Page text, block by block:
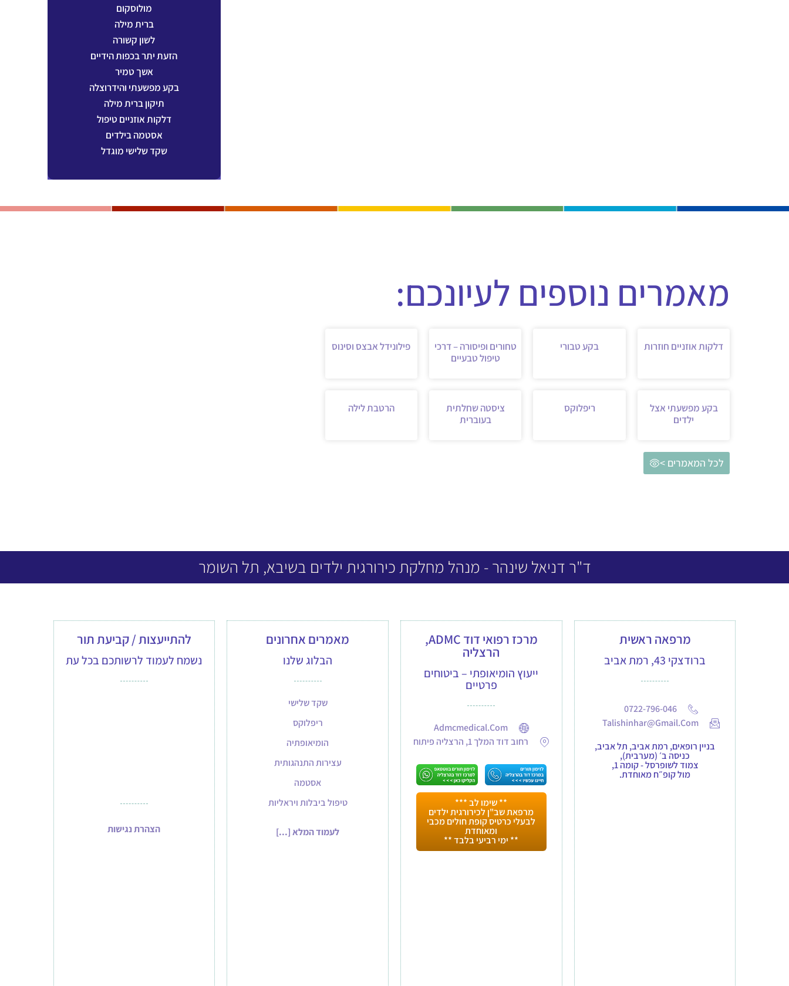
מולוסקום
ברית מילה
לשון קשורה
הזעת יתר בכפות הידיים
אשך טמיר
בקע מפשעתי והידרוצלה
תיקון ברית מילה
דלקות אוזניים טיפול
אסטמה בילדים
שקד שלישי מוגדל
מאמרים נוספים לעיונכם:
דלקות אוזניים חוזרות בקע טבורי
טחורים ופיסורה – דרכי
טיפול טבעיים
פילונידל אבצס וסינוס
בקע מפשעתי אצל
ילדים
ריפלוקס
ציסטה שחלתית
בעוברית
הרטבת לילה
לכל המאמרים >
ד"ר דניאל שינהר - מנהל מחלקת כירורגית ילדים בשיבא, תל השומר
מרפאה ראשית
ברודצקי 43, רמת אביב
0722-796-046
Talishinhar@gmail.com
בניין רופאים, רמת אביב, תל אביב,
כניסה ב׳ (מערבית),
צמוד לשופרסל - קומה 1,
מול קופ״ח מאוחדת.
מרכז רפואי דוד ADMC,
הרצליה
ייעוץ הומיאופתי – ביטוחים
פרטיים
Admcmedical.com
רחוב דוד המלך 1, הרצליה פיתוח
** שימו לב ***
מרפאת שב"ן לכירורגית ילדים
לבעלי כרטיס קופת חולים מכבי
ומאוחדת
** ימי רביעי בלבד **
מאמרים אחרונים
הבלוג שלנו
שקד שלישי
ריפלוקס
הומיאופתיה
עצירות התנהגותית
אסטמה
טיפול ביבלות ויראליות
לעמוד המלא [...]
להתייעצות / קביעת תור
נשמח לעמוד לרשותכם בכל עת
הצהרת נגישות